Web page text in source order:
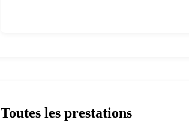
Toutes les prestations